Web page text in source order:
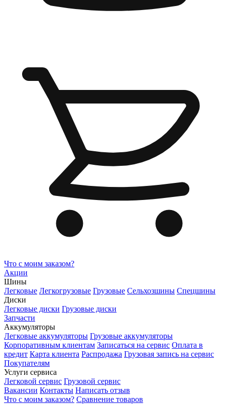
Что с моим заказом?
Акции
Шины
Легковые Легкогрузовые Грузовые Сельхозшины Спецшины
Диски
Легковые диски Грузовые диски
Запчасти
Аккумуляторы
Легковые аккумуляторы Грузовые аккумуляторы
Корпоративным клиентам Записаться на сервис Оплата в
кредит Карта клиента Распродажа Грузовая запись на сервис
Покупателям
Услуги сервиса
Легковой сервис Грузовой сервис
Вакансии Контакты Написать отзыв
Что с моим заказом? Сравнение товаров